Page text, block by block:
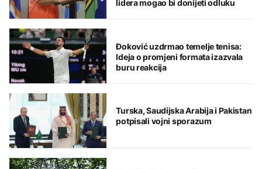
lidera mogao bi donijeti odluku
Đoković uzdrmao temelje tenisa:
Ideja o promjeni formata izazvala
buru reakcija
Turska, Saudijska Arabija i Pakistan
potpisali vojni sporazum